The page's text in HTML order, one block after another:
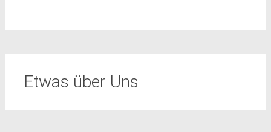
Etwas über Uns